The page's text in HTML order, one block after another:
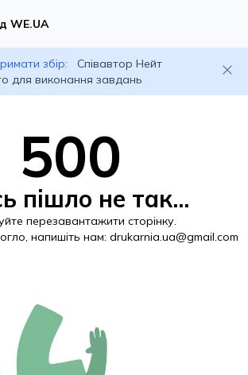
WE.UA
збір:
Співавтор Нейт
для виконання завдань
500
пішло не так...
перезавантажити сторінку.
напишіть нам: drukarnia.ua@gmail.com